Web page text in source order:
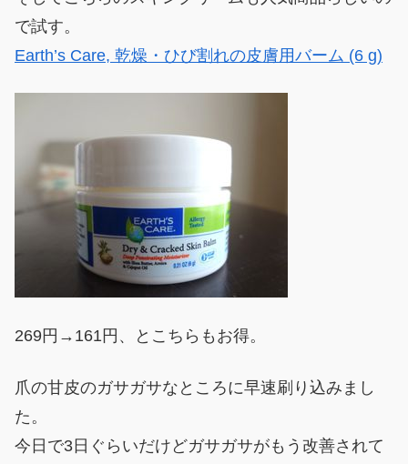
で試す。
Earth’s Care, 乾燥・ひび割れの皮膚用バーム (6 g)
269円→161円、とこちらもお得。
爪の甘皮のガサガサなところに早速刷り込みまし
た。
今日で3日ぐらいだけどガサガサがもう改善されて